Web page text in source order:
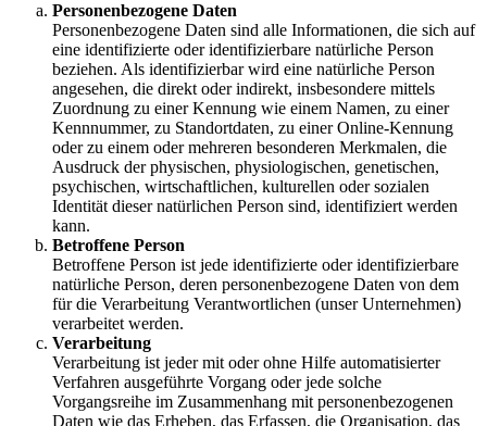
Personenbezogene Daten
Personenbezogene Daten sind alle Informationen, die sich auf
eine identifizierte oder identifizierbare natürliche Person
beziehen. Als identifizierbar wird eine natürliche Person
angesehen, die direkt oder indirekt, insbesondere mittels
Zuordnung zu einer Kennung wie einem Namen, zu einer
Kennnummer, zu Standortdaten, zu einer Online-Kennung
oder zu einem oder mehreren besonderen Merkmalen, die
Ausdruck der physischen, physiologischen, genetischen,
psychischen, wirtschaftlichen, kulturellen oder sozialen
Identität dieser natürlichen Person sind, identifiziert werden
kann.
Betroffene Person
Betroffene Person ist jede identifizierte oder identifizierbare
natürliche Person, deren personenbezogene Daten von dem
für die Verarbeitung Verantwortlichen (unser Unternehmen)
verarbeitet werden.
Verarbeitung
Verarbeitung ist jeder mit oder ohne Hilfe automatisierter
Verfahren ausgeführte Vorgang oder jede solche
Vorgangsreihe im Zusammenhang mit personenbezogenen
Daten wie das Erheben, das Erfassen, die Organisation, das